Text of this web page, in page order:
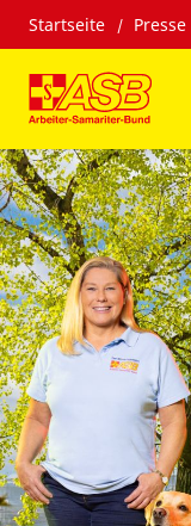
Startseite Presse